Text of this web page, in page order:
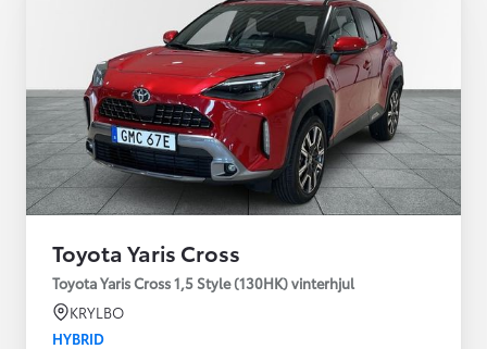
Toyota Yaris Cross
Toyota Yaris Cross 1,5 Style (130HK) vinterhjul
KRYLBO
HYBRID